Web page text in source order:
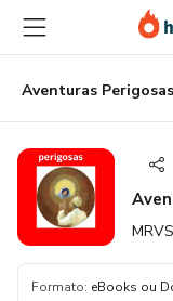
para
conteúdo
principal
para
pagamento
para
rodapé
Aventuras Perigosas
Formato: eBooks ou